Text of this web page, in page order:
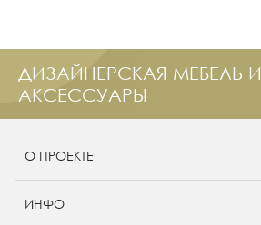
ДИЗАЙНЕРСКАЯ МЕБЕЛЬ И
АКСЕССУАРЫ
О ПРОЕКТЕ
ИНФО